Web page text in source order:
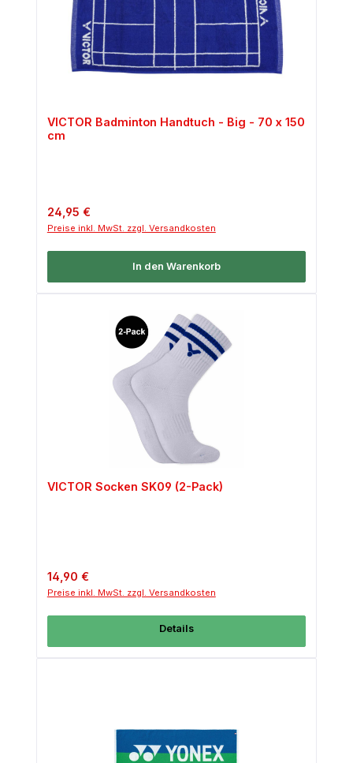
VICTOR Badminton Handtuch - Big - 70 x 150
cm
Regulärer Preis:
24,95 €
Preise inkl. MwSt. zzgl. Versandkosten
In den Warenkorb
VICTOR Socken SK09 (2-Pack)
Regulärer Preis:
14,90 €
Preise inkl. MwSt. zzgl. Versandkosten
Details